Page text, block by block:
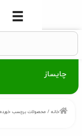
برچسب خورده “چایساز”